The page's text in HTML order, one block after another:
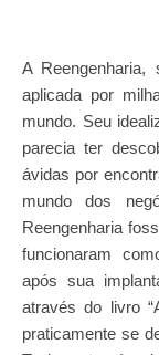
A Reengenharia, sistema administrativo e de negócios, foi
aplicada por
mundo. Seu
parecia ter
ávidas por
mundo dos
Reengenharia
funcionaram
após sua
através do livro
praticamente se